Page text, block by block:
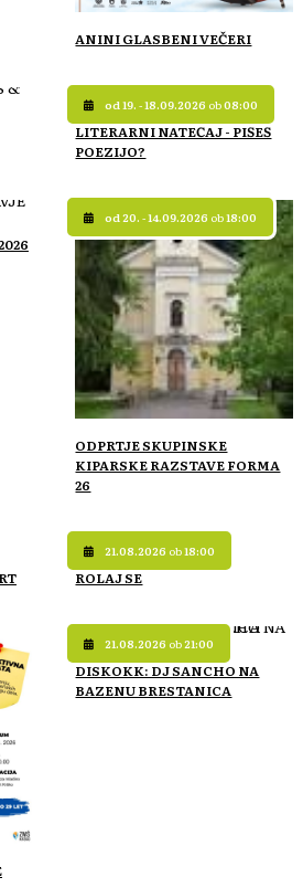
ANINI GLASBENI VEČERI
od 19. - 18.09.2026 ob08:00
LITERARNI NATEČAJ - PIŠEŠ
POEZIJO?
od 20. - 14.09.2026 ob18:00
ODPRTJE SKUPINSKE
KIPARSKE RAZSTAVE FORMA
26
21.08.2026 ob18:00
ROLAJ SE
21.08.2026 ob21:00
DISKOKK: DJ SANCHO NA
BAZENU BRESTANICA